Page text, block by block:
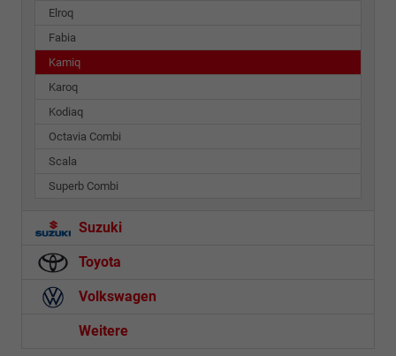
Elroq
Fabia
Kamiq
Karoq
Kodiaq
Octavia Combi
Scala
Superb Combi
Suzuki
Toyota
Volkswagen
Weitere